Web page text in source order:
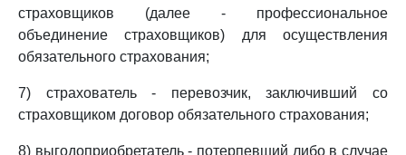
страховщиков (далее - профессиональное
объединение страховщиков) для осуществления
обязательного страхования;
7) страхователь - перевозчик, заключивший со
страховщиком договор обязательного страхования;
8) выгодоприобретатель - потерпевший либо в случае